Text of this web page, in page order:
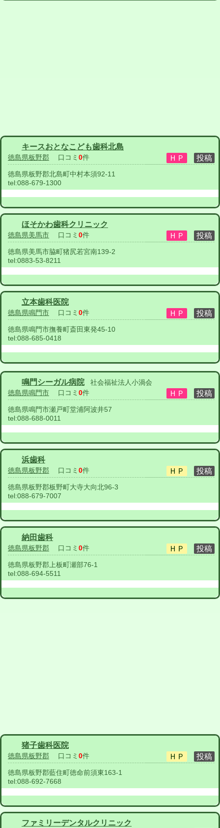
キースおとなこども歯科北島
徳島県板野郡 口コミ 0件
徳島県板野郡北島町中村本須92-11
tel:088-679-1300
ほそかわ歯科クリニック
徳島県美馬市 口コミ 0件
徳島県美馬市脇町猪尻若宮南139-2
tel:0883-53-8211
立本歯科医院
徳島県鳴門市 口コミ 0件
徳島県鳴門市撫養町斎田東発45-10
tel:088-685-0418
鳴門シーガル病院
社会福祉法人小渦会
徳島県鳴門市 口コミ 0件
徳島県鳴門市瀬戸町堂浦阿波井57
tel:088-688-0011
浜歯科
徳島県板野郡 口コミ 0件
徳島県板野郡板野町大寺大向北96-3
tel:088-679-7007
納田歯科
徳島県板野郡 口コミ 0件
徳島県板野郡上板町瀬部76-1
tel:088-694-5511
猪子歯科医院
徳島県板野郡 口コミ 0件
徳島県板野郡藍住町徳命前須東163-1
tel:088-692-7668
ファミリーデンタルクリニック